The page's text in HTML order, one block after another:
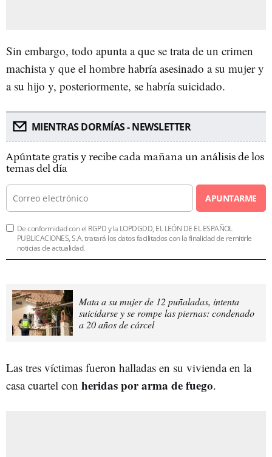
Sin embargo, todo apunta a que se trata de un crimen
machista y que el hombre habría asesinado a su mujer y
a su hijo y, posteriormente, se habría suicidado.
MIENTRAS DORMÍAS - NEWSLETTER
Apúntate gratis y recibe cada mañana un análisis de los
temas del día
APUNTARME
De conformidad con el RGPD y la LOPDGDD, EL LEÓN DE EL ESPAÑOL
PUBLICACIONES, S.A. tratará los datos facilitados con la finalidad de remitirle
noticias de actualidad.
Mata a su mujer de 12 puñaladas, intenta
suicidarse y se rompe las piernas: condenado
a 20 años de cárcel
Las tres víctimas fueron halladas en su vivienda en la
casa cuartel con heridas por arma de fuego.